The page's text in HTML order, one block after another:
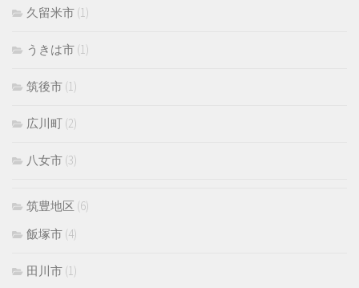
久留米市 (1)
うきは市 (1)
筑後市 (1)
広川町 (2)
八女市 (3)
筑豊地区 (6)
飯塚市 (4)
田川市 (1)